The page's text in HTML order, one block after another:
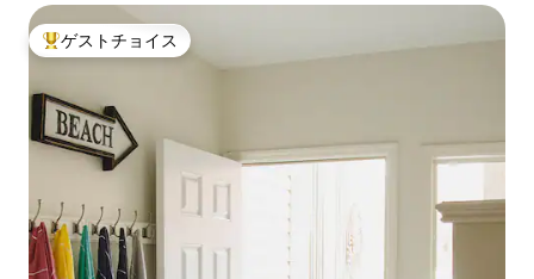
大好評のゲストチョイスです。
ゲストチョイス